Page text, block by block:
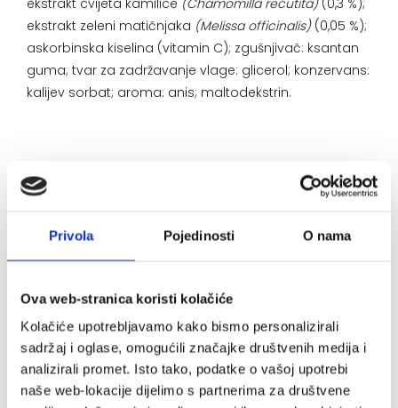
Privola Pojedinosti O nama
Ova web-stranica koristi kolačiće
Kolačiće upotrebljavamo kako bismo personalizirali
sadržaj i oglase, omogućili značajke društvenih medija i
analizirali promet. Isto tako, podatke o vašoj upotrebi
naše web-lokacije dijelimo s partnerima za društvene
ekstrakt cvijeta kamilice (Chamomilla recutita)(0,3 %);
ekstrakt zeleni matičnjaka (Melissa officinalis)(0,05 %);
askorbinska kiselina (vitamin C); zgušnjivač: ksantan
guma; tvar za zadržavanje vlage: glicerol; konzervans:
kalijev sorbat; aroma: anis; maltodekstrin.
Način uporabe:
Djeca od 4 do 6 godina ½ čajne žlice (2,5 ml) 3